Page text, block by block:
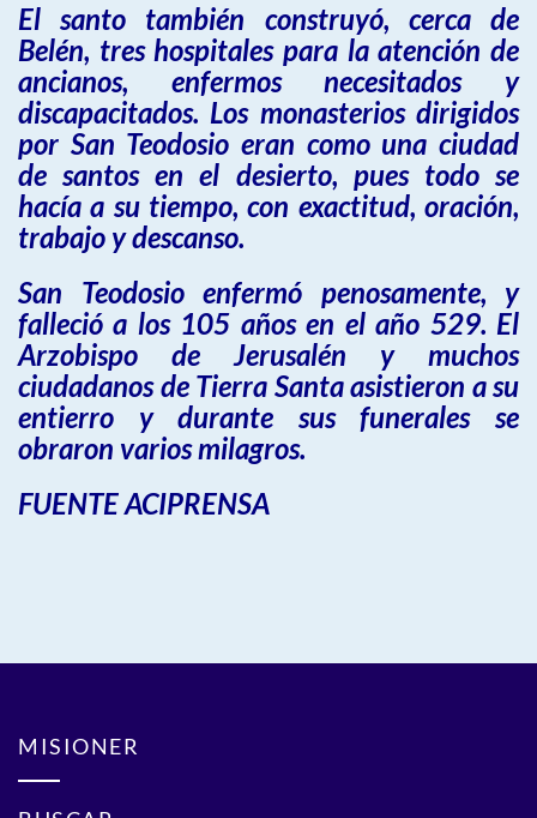
El santo también construyó, cerca de
Belén, tres hospitales para la atención de
ancianos, enfermos necesitados y
discapacitados. Los monasterios dirigidos
por San Teodosio eran como una ciudad
de santos en el desierto, pues todo se
hacía a su tiempo, con exactitud, oración,
trabajo y descanso.
San Teodosio enfermó penosamente, y
falleció a los 105 años en el año 529. El
Arzobispo de Jerusalén y muchos
ciudadanos de Tierra Santa asistieron a su
entierro y durante sus funerales se
obraron varios milagros.
FUENTE ACIPRENSA
MISIONER